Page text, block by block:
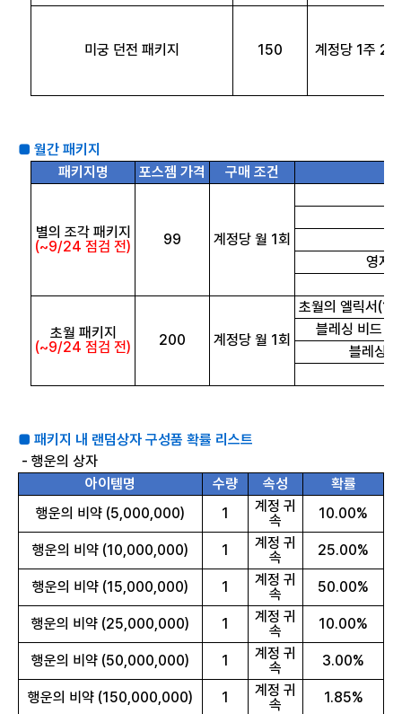
미궁 던전 패키지 150 계정당 1주 2회
■ 월간 패키지
패키지명
포스젬 가격 구매 조건
별의 조각 패키지
(~9/24 점검 전)
99 계정당 월 1회
영자
초월 패키지
(~9/24 점검 전)
200 계정당 월 1회
초월의 엘릭서(1
블레싱 비드 -
블레싱
■ 패키지 내 랜덤상자 구성품 확률 리스트
- 행운의 상자
아이템명
수량 속성
확률
행운의 비약 (5,000,000)
1
계정 귀
속
10.00%
행운의 비약 (10,000,000) 1
계정 귀
속
25.00%
행운의 비약 (15,000,000) 1
계정 귀
속
50.00%
행운의 비약 (25,000,000) 1
계정 귀
속
10.00%
행운의 비약 (50,000,000) 1
계정 귀
속
3.00%
행운의 비약 (150,000,000) 1
계정 귀
속
1.85%